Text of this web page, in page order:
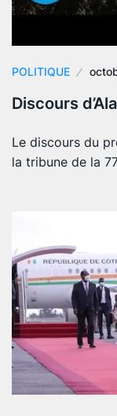
POLITIQUE
Discours
Le discours du
la tribune de la